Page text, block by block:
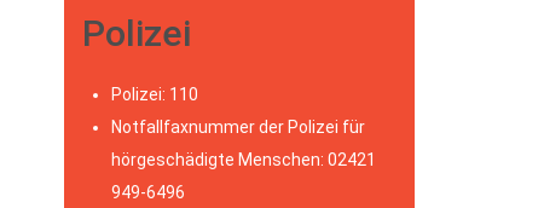
Polizei
Polizei: 110
Notfallfaxnummer der Polizei für
hörgeschädigte Menschen: 02421
949-6496